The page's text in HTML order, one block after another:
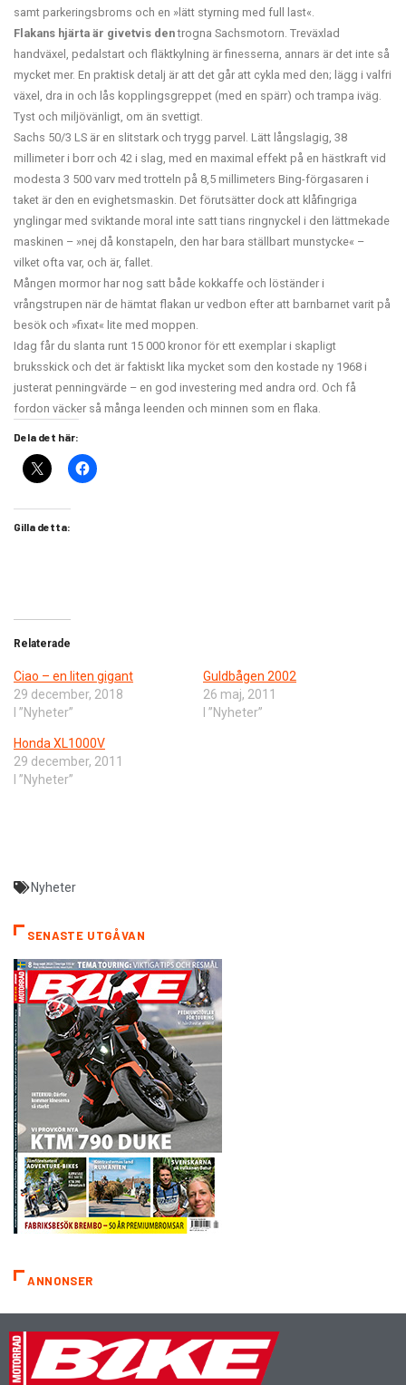
samt parkeringsbroms och en »lätt styrning med full last«.
Flakans hjärta är givetvis dentrogna Sachsmotorn. Treväxlad
handväxel, pedalstart och fläktkylning är finesserna, annars är det inte så
mycket mer. En praktisk detalj är att det går att cykla med den; lägg i valfri
växel, dra in och lås kopplingsgreppet (med en spärr) och trampa iväg.
Tyst och miljövänligt, om än svettigt.
Sachs 50/3 LS är en slitstark och trygg parvel. Lätt långslagig, 38
millimeter i borr och 42 i slag, med en maximal effekt på en hästkraft vid
modesta 3 500 varv med trotteln på 8,5 millimeters Bing-förgasaren i
taket är den en evighetsmaskin. Det förutsätter dock att klåfingriga
ynglingar med sviktande moral inte satt tians ringnyckel i den lättmekade
maskinen – »nej då konstapeln, den har bara ställbart munstycke« –
vilket ofta var, och är, fallet.
Mången mormor har nog satt både kokkaffe och löständer i
vrångstrupen när de hämtat flakan ur vedbon efter att barnbarnet varit på
besök och »fixat« lite med moppen.
Idag får du slanta runt 15 000 kronor för ett exemplar i skapligt
bruksskick och det är faktiskt lika mycket som den kostade ny 1968 i
justerat penningvärde – en god investering med andra ord. Och få
fordon väcker så många leenden och minnen som en flaka.
Dela det här:
Gilla detta:
Relaterade
Ciao – en liten gigant
29 december, 2018
I ”Nyheter”
Guldbågen 2002
26 maj, 2011
I ”Nyheter”
Honda XL1000V
29 december, 2011
I ”Nyheter”
Nyheter
SENASTE UTGÅVAN
ANNONSER